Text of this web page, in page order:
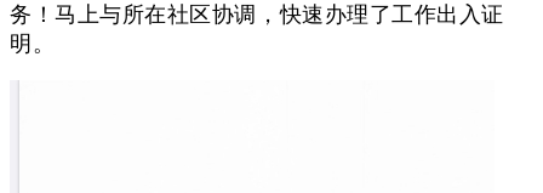
务！马上与所在社区协调，快速办理了工作出入证
明。